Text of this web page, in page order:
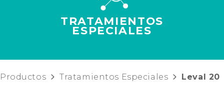
TRATAMIENTOS
ESPECIALES
Productos Tratamientos Especiales Leval 20